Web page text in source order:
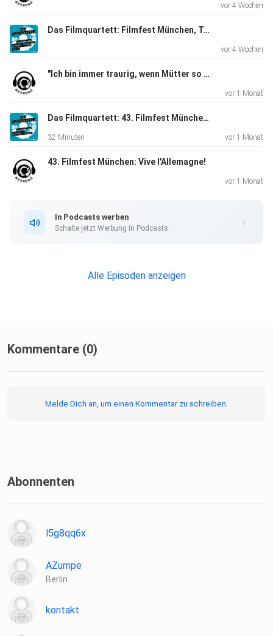
vor 4 Wochen
Das Filmquartett: Filmfest München, Teil 03
vor 4 Wochen
"Ich bin immer traurig, wenn Mütter so einseitig verurteilt werden." Schauspielerin Corinna Harfouch und Regisseurin Pauline Roenneberg über Hilflosigkeit und Manipulation und ihre Zusammenarbeit in "Kalter Hund"
vor 1 Monat
Das Filmquartett: 43. Filmfest München, Folge 02: CineRebels
32 Minuten vor 1 Monat
43. Filmfest München: Vive l'Allemagne!
vor 1 Monat
In Podcasts werben
Schalte jetzt Werbung in Podcasts.
Alle Episoden anzeigen
Kommentare (0)
Melde Dich an, um einen Kommentar zu schreiben.
Abonnenten
l5g8qq6x
AZumpe
Berlin
kontakt